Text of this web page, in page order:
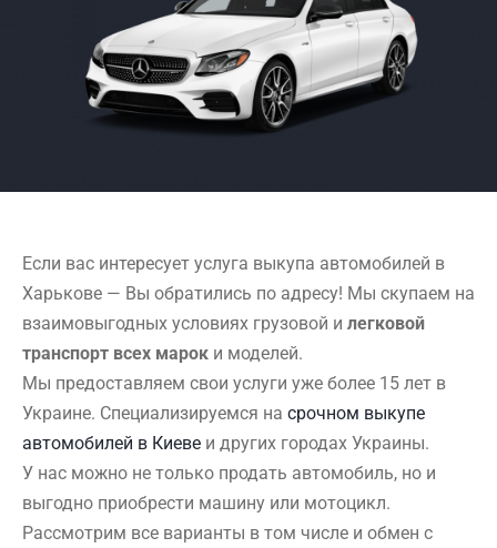
Если вас интересует услуга выкупа автомобилей в
Харькове — Вы обратились по адресу! Мы скупаем на
взаимовыгодных условиях грузовой и легковой
транспорт всех марок и моделей.
Мы предоставляем свои услуги уже более 15 лет в
Украине. Специализируемся на срочном выкупе
автомобилей в Киеве и других городах Украины.
У нас можно не только продать автомобиль, но и
выгодно приобрести машину или мотоцикл.
Рассмотрим все варианты в том числе и обмен с